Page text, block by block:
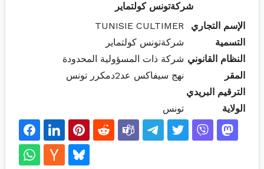
شركةتونس كولتماير
الإسم التجاري
TUNISIE CULTIMER
التسمية
شركةتونس كولتماير
النظام القانوني شركة ذات المسؤولية المحدودة
المقر
نهج سيفاكس عد2دمكرر تونس
الترقيم البريدي
الولاية
تونس